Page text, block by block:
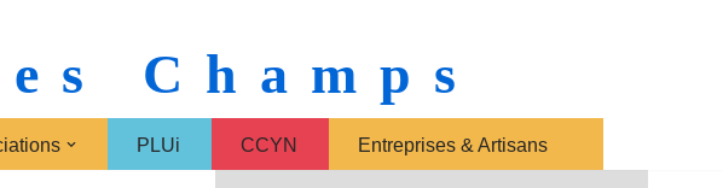
Champs
PLUi CCYN Entreprises & Artisans